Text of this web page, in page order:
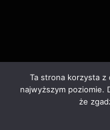
© Copyrights 2025.
Ta strona korzysta z
najwyższym poziomie.
że